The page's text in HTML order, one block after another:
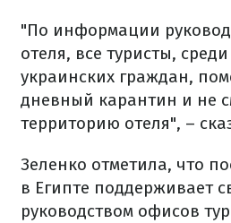
"По информации
отеля, все туристы,
украинских граждан,
дневный карантин и не
территорию отеля", –
Зеленко отметила, что
в Египте поддерживает
руководством офисов